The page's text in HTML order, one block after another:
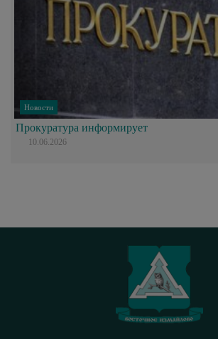
Новости
Прокуратура информирует
10.06.2026